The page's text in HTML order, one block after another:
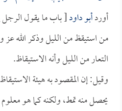
أوردأبو داود[ باب ما يقول الرجل
من استيقظ من الليل وذكر الله
التعار من الليل وأنه الاستيقاظ.
وقيل: إن المقصود به هيئة
يحصل منه تمط، ولكنه كما هو